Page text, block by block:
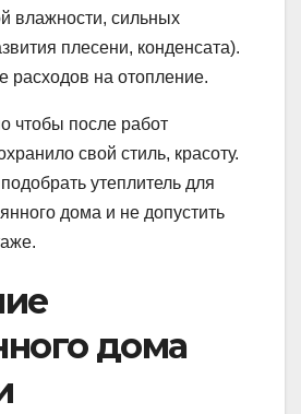
влажности, сильных
плесени, конденсата).
расходов на отопление.
чтобы после работ
свой стиль, красоту.
утеплитель для
дома и не допустить
дома